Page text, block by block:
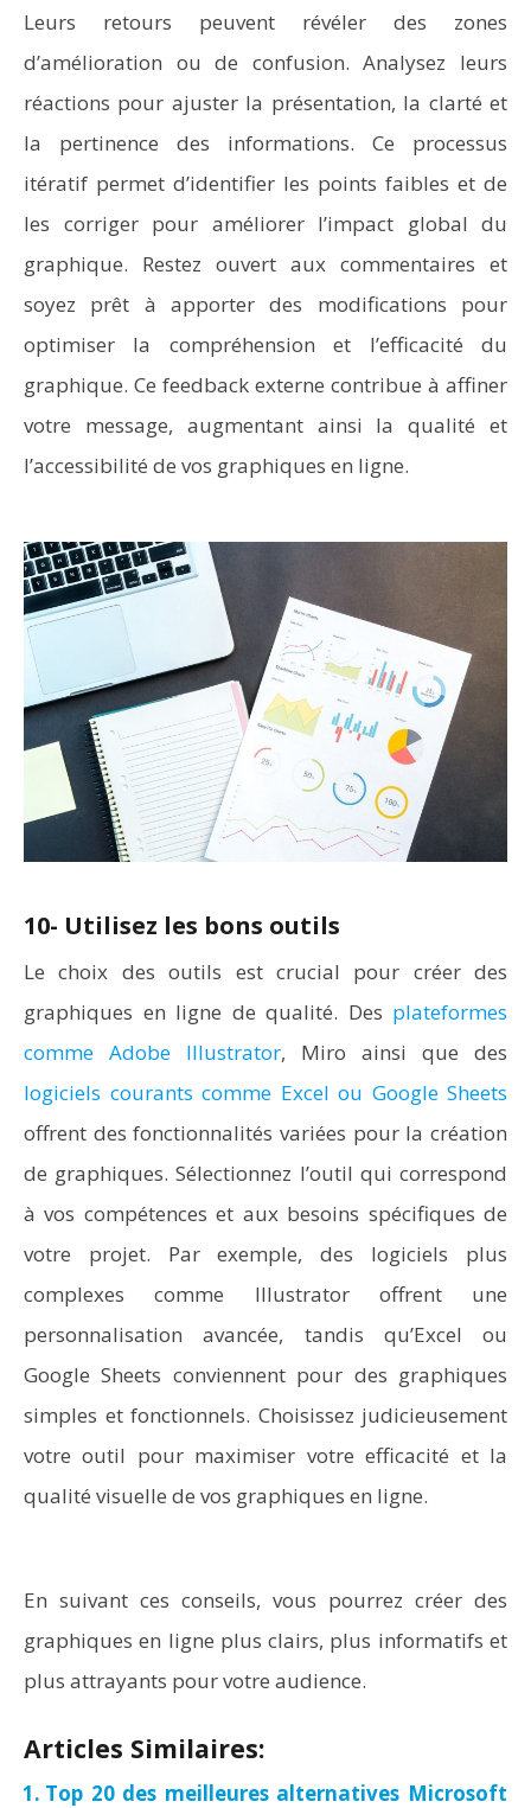
Leurs retours peuvent révéler des zones
d’amélioration ou de confusion. Analysez leurs
réactions pour ajuster la présentation, la clarté et
la pertinence des informations. Ce processus
itératif permet d’identifier les points faibles et de
les corriger pour améliorer l’impact global du
graphique. Restez ouvert aux commentaires et
soyez prêt à apporter des modifications pour
optimiser la compréhension et l’efficacité du
graphique. Ce feedback externe contribue à affiner
votre message, augmentant ainsi la qualité et
l’accessibilité de vos graphiques en ligne.
10- Utilisez les bons outils
Le choix des outils est crucial pour créer des
graphiques en ligne de qualité. Des plateformes
comme Adobe Illustrator, Miro ainsi que des
logiciels courants comme Excel ou Google Sheets
offrent des fonctionnalités variées pour la création
de graphiques. Sélectionnez l’outil qui correspond
à vos compétences et aux besoins spécifiques de
votre projet. Par exemple, des logiciels plus
complexes comme Illustrator offrent une
personnalisation avancée, tandis qu’Excel ou
Google Sheets conviennent pour des graphiques
simples et fonctionnels. Choisissez judicieusement
votre outil pour maximiser votre efficacité et la
qualité visuelle de vos graphiques en ligne.
En suivant ces conseils, vous pourrez créer des
graphiques en ligne plus clairs, plus informatifs et
plus attrayants pour votre audience.
Articles Similaires:
Top 20 des meilleures alternatives Microsoft